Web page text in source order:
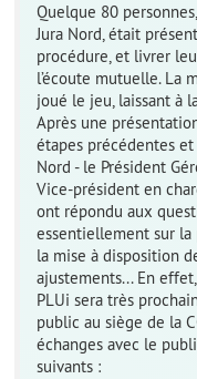
Quelque 80
Jura Nord, était
procédure, et livrer
l’écoute mutuelle. La
joué le jeu, laissant à
Après une
étapes précédentes et
Nord - le Président
Vice-président en
ont répondu aux
essentiellement sur la
la mise à disposition
ajustements... En
PLUi sera très
public au siège de la
échanges avec le
suivants :